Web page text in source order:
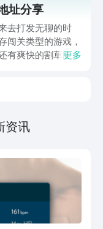
，九游是手游福
这里不仅能够看到
看后续的消息、活
址分享
去打发无聊的时
闯关类型的游戏，
有爽快的割草闯关
上手门槛还是比较
性真的比较高。
更多
资讯